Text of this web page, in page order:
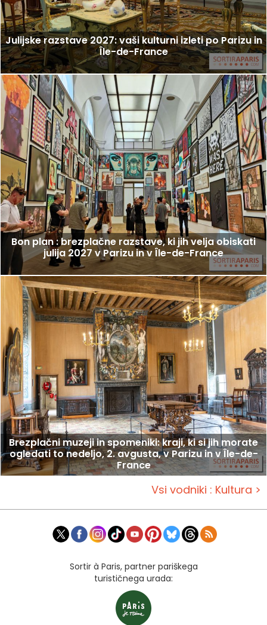
Julijske razstave 2027: vaši kulturni izleti po Parizu in
Île-de-France
Bon plan : brezplačne razstave, ki jih velja obiskati
julija 2027 v Parizu in v Île-de-France
Brezplačni muzeji in spomeniki: kraji, ki si jih morate
ogledati to nedeljo, 2. avgusta, v Parizu in v Île-de-
France
Vsi vodniki : Kultura >
Sortir à Paris, partner pariškega
turističnega urada: